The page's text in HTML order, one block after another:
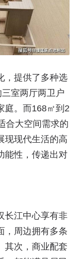
，提供了多种选
室两厅两卫户
庭。而168㎡到2
合大空间需求的
现现代生活的高
能性，传递出对
长江中心享有非
，周边拥有多条
其次，商业配套